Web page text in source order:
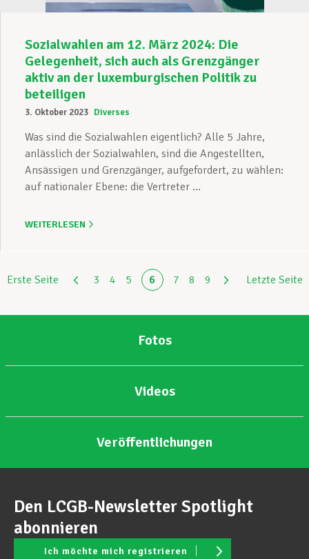
Sozialwahlen am 12. März 2024: Die
Gelegenheit, sich auch als Grenzgänger
aktiv an der luxemburgischen Politik zu
beteiligen
3. Oktober 2023 Diverses
Was sind die Sozialwahlen eigentlich? Alle 5 Jahre,
anlässlich der Sozialwahlen, sind die Angestellten,
Ansässigen und Grenzgänger, aufgefordert, zu wählen:
auf nationaler Ebene: die Vertreter ...
WEITERLESEN
Erste Seite 3 4 5 6 7 8 9 Letzte Seite
Fotos
Videos
Veröffentlichungen
Den LCGB-Newsletter Spotlight
abonnieren
Ich möchte mich registrieren